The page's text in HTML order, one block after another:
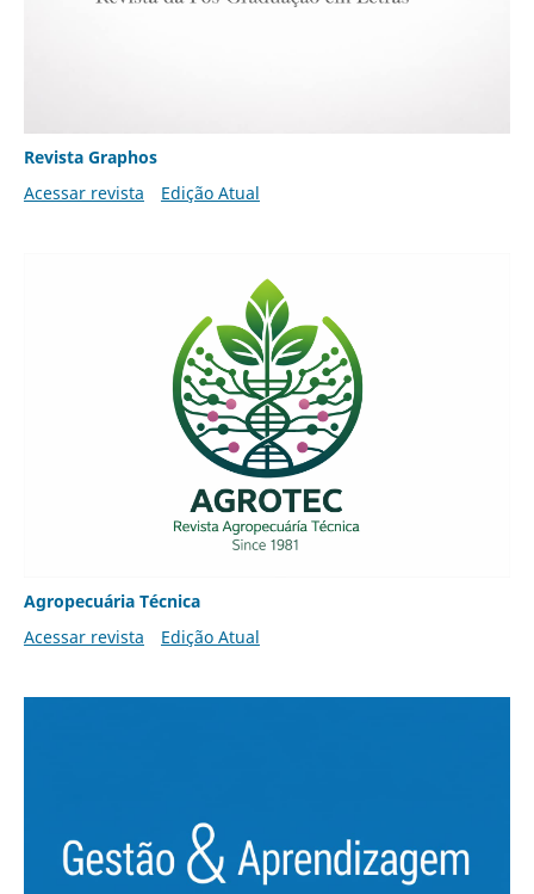
Revista Graphos
Acessar revista
Edição Atual
Agropecuária Técnica
Acessar revista
Edição Atual